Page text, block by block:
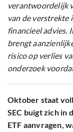
verantwoordelijk
van de verstrekte
financieel advies.
brengt
risico op verlies
onderzoek
Oktober staat
SEC buigt zich in
ETF aanvragen,